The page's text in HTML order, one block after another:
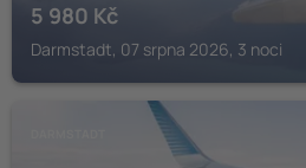
5 980 Kč
Darmstadt, 07 srpna 2026, 3 noci